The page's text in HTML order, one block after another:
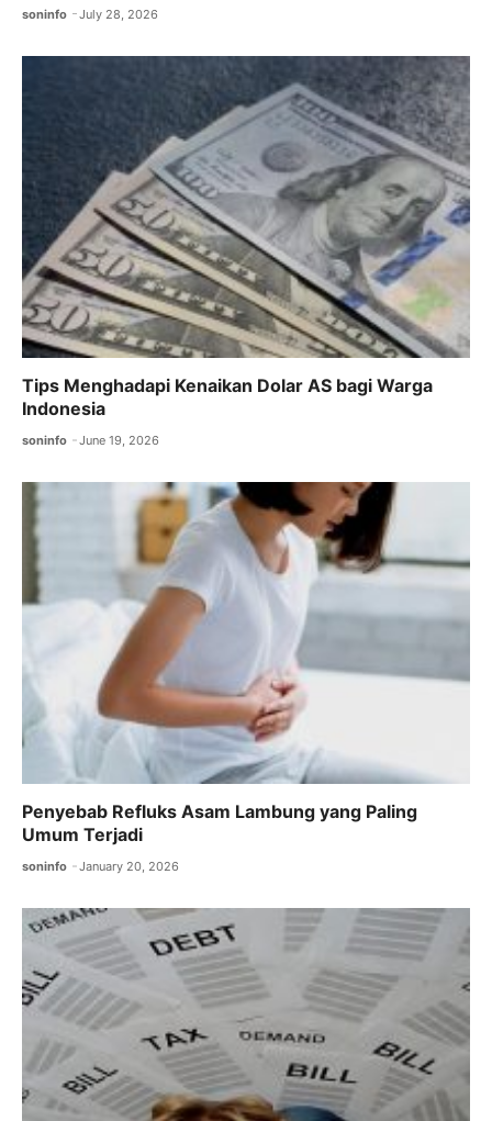
soninfo July 28, 2026
Tips Menghadapi Kenaikan Dolar AS bagi Warga
Indonesia
soninfo June 19, 2026
Penyebab Refluks Asam Lambung yang Paling
Umum Terjadi
soninfo January 20, 2026